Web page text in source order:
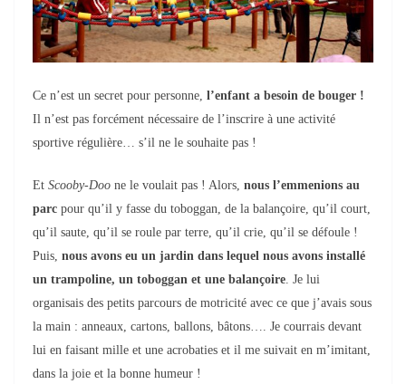
Ce n’est un secret pour personne, l’enfant a besoin de bouger !
Il n’est pas forcément nécessaire de l’inscrire à une activité
sportive régulière… s’il ne le souhaite pas !
Et Scooby-Doo ne le voulait pas ! Alors, nous l’emmenions au
parc pour qu’il y fasse du toboggan, de la balançoire, qu’il court,
qu’il saute, qu’il se roule par terre, qu’il crie, qu’il se défoule !
Puis, nous avons eu un jardin dans lequel nous avons installé
un trampoline, un toboggan et une balançoire . Je lui
organisais des petits parcours de motricité avec ce que j’avais sous
la main : anneaux, cartons, ballons, bâtons…. Je courrais devant
lui en faisant mille et une acrobaties et il me suivait en m’imitant,
dans la joie et la bonne humeur !